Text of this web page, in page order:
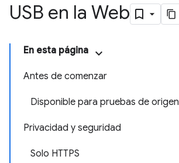
USB en la Web
En esta página
Antes de comenzar
Disponible para pruebas de origen
Privacidad y seguridad
Solo HTTPS